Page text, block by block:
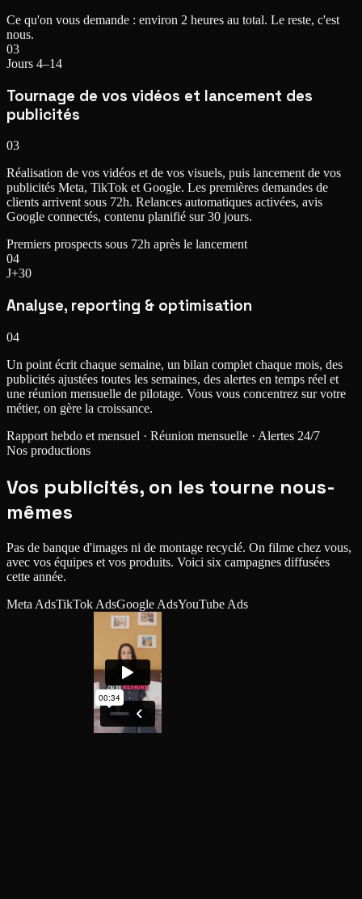
Ce qu'on vous demande : environ 2 heures au total. Le reste, c'est
nous.
03
Jours 4–14
Tournage de vos vidéos et lancement des
publicités
03
Réalisation de vos vidéos et de vos visuels, puis lancement de vos
publicités Meta, TikTok et Google. Les premières demandes de
clients arrivent sous 72h. Relances automatiques activées, avis
Google connectés, contenu planifié sur 30 jours.
Premiers prospects sous 72h après le lancement
04
J+30
Analyse, reporting & optimisation
04
Un point écrit chaque semaine, un bilan complet chaque mois, des
publicités ajustées toutes les semaines, des alertes en temps réel et
une réunion mensuelle de pilotage. Vous vous concentrez sur votre
métier, on gère la croissance.
Rapport hebdo et mensuel · Réunion mensuelle · Alertes 24/7
Nos productions
Vos publicités, on les tourne nous-
mêmes
Pas de banque d'images ni de montage recyclé. On filme chez vous,
avec vos équipes et vos produits. Voici six campagnes diffusées
cette année.
Meta AdsTikTok AdsGoogle AdsYouTube Ads